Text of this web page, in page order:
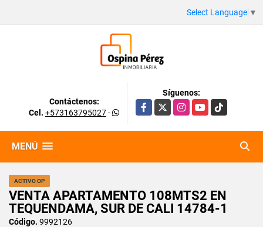
Select Language ▼
Contáctenos:
Cel. +573163795027-
Síguenos:
Facebook
X InstagramYouTubeTikTok
MENÚ
ACTIVO OP
VENTA APARTAMENTO 108MTS2 EN
TEQUENDAMA, SUR DE CALI 14784-1
Código. 9992126